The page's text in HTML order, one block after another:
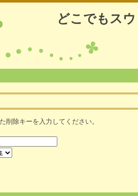
どこでもス
削除キーを入力してください。